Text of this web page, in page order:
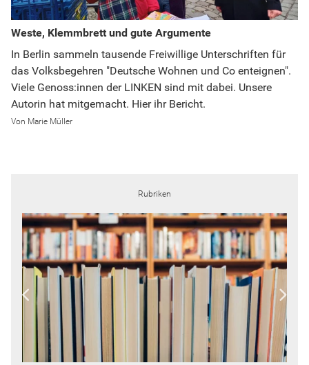
Weste, Klemmbrett und gute Argumente
In Berlin sammeln tausende Freiwillige Unterschriften für
das Volksbegehren "Deutsche Wohnen und Co enteignen".
Viele Genoss:innen der LINKEN sind mit dabei. Unsere
Autorin hat mitgemacht. Hier ihr Bericht.
Marie Müller
Rubriken